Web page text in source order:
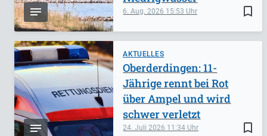
bookmark_border
6. Aug. 2026 15:53
AKTUELLES
bookmark_border
24. Juli 2026 11:34
Oberderdingen: 11-
Jährige rennt bei Rot
über Ampel und wird
schwer verletzt